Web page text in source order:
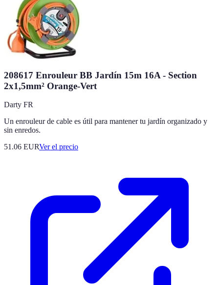
208617 Enrouleur BB Jardín 15m 16A - Section
2x1,5mm² Orange-Vert
Darty FR
Un enrouleur de cable es útil para mantener tu jardín organizado y
sin enredos.
51.06 EURVer el precio